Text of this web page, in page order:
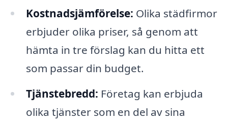
Kostnadsjämförelse: Olika städfirmor
erbjuder olika priser, så genom att
hämta in tre förslag kan du hitta ett
som passar din budget.
Tjänstebredd: Företag kan erbjuda
olika tjänster som en del av sina